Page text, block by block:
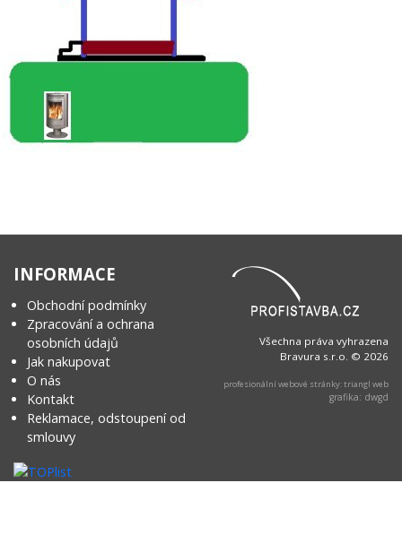
INFORMACE
Obchodní podmínky
Zpracování a ochrana
osobních údajů
Jak nakupovat
O nás
Kontakt
Reklamace, odstoupení od
smlouvy
Všechna práva vyhrazena
Bravura s.r.o. © 2026
profesionální webové stránky: triangl web
grafika: dwgd